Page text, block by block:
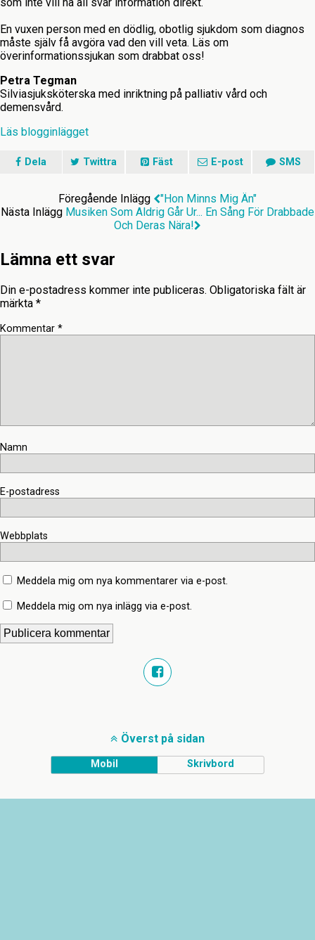
En vuxen person med en dödlig, obotlig sjukdom som diagnos
måste själv få avgöra vad den vill veta. Läs om
överinformationssjukan som drabbat oss!
Petra Tegman
Silviasjuksköterska med inriktning på palliativ vård och
demensvård.
Läs blogginlägget
Dela Twittra Fäst E-post SMS
Föregående Inlägg
"Hon Minns Mig Än"
Nästa Inlägg Musiken Som Aldrig Går Ur... En Sång För Drabbade
Och Deras Nära!
Lämna ett svar
Din e-postadress kommer inte publiceras. Obligatoriska fält är
märkta *
Kommentar *
Namn
E-postadress
Webbplats
Meddela mig om nya kommentarer via e-post.
Meddela mig om nya inlägg via e-post.
Överst på sidan
Mobil Skrivbord